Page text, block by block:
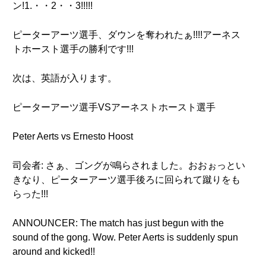
ン!1.・・2・・3!!!!!
ピーターアーツ選手、ダウンを奪われたぁ!!!!アーネス
トホースト選手の勝利です!!!
次は、英語が入ります。
ピーターアーツ選手VSアーネストホースト選手
Peter Aerts vs Ernesto Hoost
司会者: さぁ、ゴングが鳴らされました。おおぉっとい
きなり、ピーターアーツ選手後ろに回られて蹴りをも
らった!!!
ANNOUNCER: The match has just begun with the
sound of the gong. Wow. Peter Aerts is suddenly spun
around and kicked!!